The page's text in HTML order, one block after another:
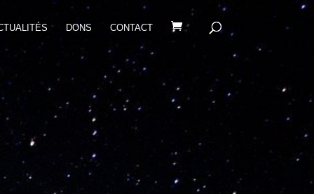
DONS CONTACT